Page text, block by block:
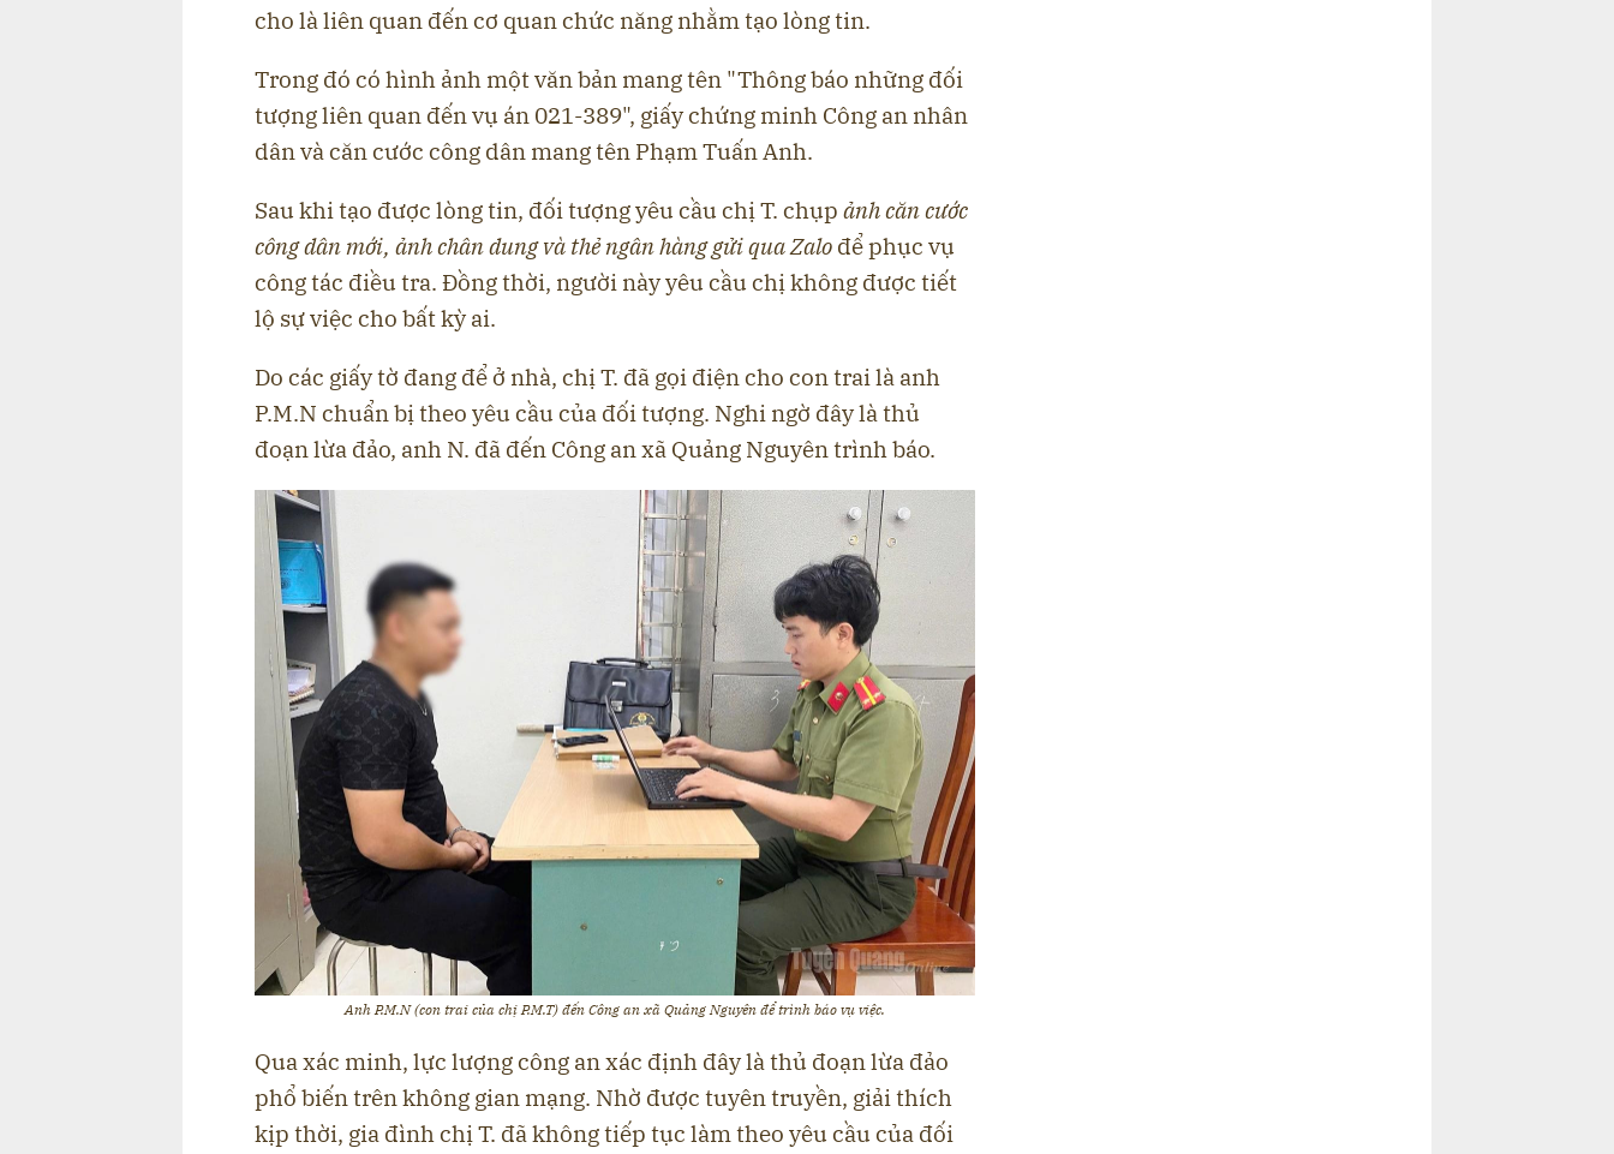
cho là liên quan đến cơ quan chức năng nhằm tạo lòng tin.
Trong đó có hình ảnh một văn bản mang tên "Thông báo những đối
tượng liên quan đến vụ án 021-389", giấy chứng minh Công an nhân
dân và căn cước công dân mang tên Phạm Tuấn Anh.
Sau khi tạo được lòng tin, đối tượng yêu cầu chị T. chụp ảnh căn cước
công dân mới, ảnh chân dung và thẻ ngân hàng gửi qua Zalo để phục vụ
công tác điều tra. Đồng thời, người này yêu cầu chị không được tiết
lộ sự việc cho bất kỳ ai.
Do các giấy tờ đang để ở nhà, chị T. đã gọi điện cho con trai là anh
P.M.N chuẩn bị theo yêu cầu của đối tượng. Nghi ngờ đây là thủ
đoạn lừa đảo, anh N. đã đến Công an xã Quảng Nguyên trình báo.
Anh P.M.N (con trai của chị P.M.T) đến Công an xã Quảng Nguyên để trình báo vụ việc.
Qua xác minh, lực lượng công an xác định đây là thủ đoạn lừa đảo
phổ biến trên không gian mạng. Nhờ được tuyên truyền, giải thích
kịp thời, gia đình chị T. đã không tiếp tục làm theo yêu cầu của đối